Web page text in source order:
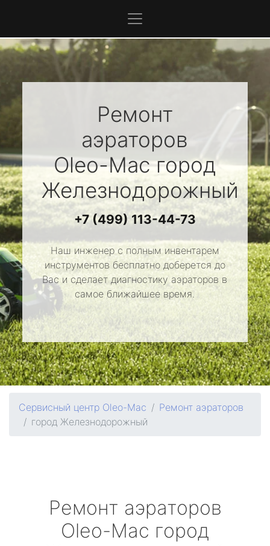
Ремонт
аэраторов
Oleo-Macгород
Железнодорожный
+7 (499) 113-44-73
Наш инженер с полным инвентарем
инструментов бесплатно доберется до
Вас и сделает диагностику аэраторов в
самое ближайшее время.
Сервисный центр Oleo-Mac
Ремонт аэраторов
город Железнодорожный
Ремонт аэраторов
Oleo-Mac город